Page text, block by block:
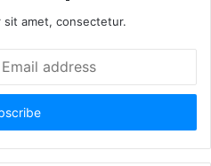
sit amet, consectetur.